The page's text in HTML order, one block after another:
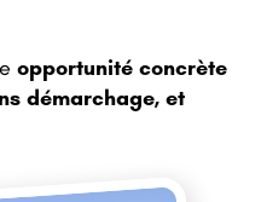
opportunité concrète
démarchage, et